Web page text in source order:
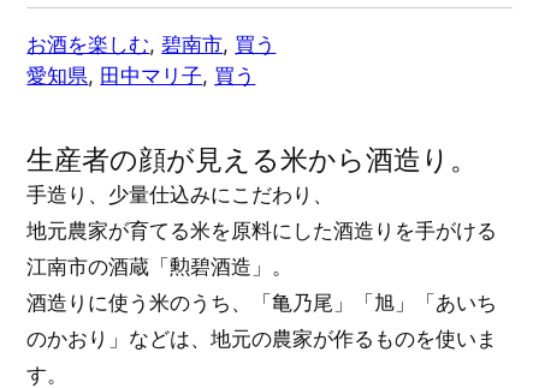
お酒を楽しむ, 碧南市, 買う
愛知県, 田中マリ子, 買う
生産者の顔が見える米から酒造り。
手造り、少量仕込みにこだわり、
地元農家が育てる米を原料にした酒造りを手がける
江南市の酒蔵「勲碧酒造」。
酒造りに使う米のうち、「亀乃尾」「旭」「あいち
のかおり」などは、地元の農家が作るものを使いま
す。